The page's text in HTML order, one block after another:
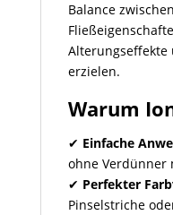
Balance
Alterungseffekte
erzielen.
Warum
✔ Einfache
ohne Verdünner
✔ Perfekter
Pinselstriche